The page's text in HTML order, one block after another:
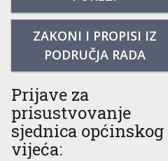
ZAKONI I PROPISI IZ
PODRUČJA RADA
Prijave za
prisustvovanje
sjednica općinskog
vijeća: